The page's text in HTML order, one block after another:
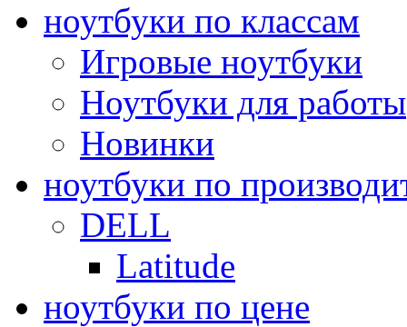
ноутбуки по классам
Игровые ноутбуки
Ноутбуки для работы
Новинки
ноутбуки по
DELL
Latitude
ноутбуки по цене